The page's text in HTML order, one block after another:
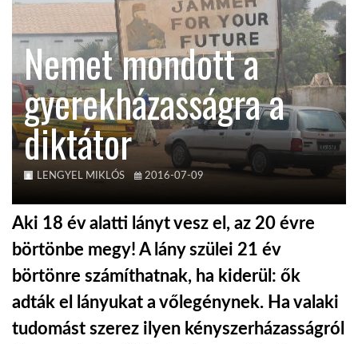
KÖZEL-KELET
AUSZTRÁLIA
A VILÁG ITTHON
HÍR3D
Nemet mondott a
gyerekházasságra a
diktátor
LENGYEL MIKLÓS 2016-07-09
Aki 18 év alatti lányt vesz el, az 20 évre
börtönbe megy! A lány szülei 21 év
börtönre számíthatnak, ha kiderül: ők
adták el lányukat a vőlegénynek. Ha valaki
tudomást szerez ilyen kényszerházasságról